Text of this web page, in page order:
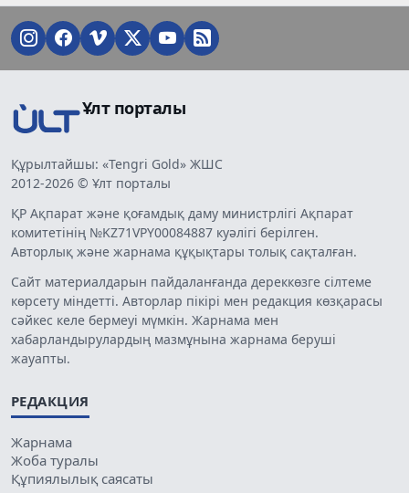
Ұлт порталы
Құрылтайшы: «Tengri Gold» ЖШС
2012-2026 © Ұлт порталы
ҚР Ақпарат және қоғамдық даму министрлігі Ақпарат
комитетінің №KZ71VPY00084887 куәлігі берілген.
Авторлық және жарнама құқықтары толық сақталған.
Сайт материалдарын пайдаланғанда дереккөзге сілтеме
көрсету міндетті. Авторлар пікірі мен редакция көзқарасы
сәйкес келе бермеуі мүмкін. Жарнама мен
хабарландырулардың мазмұнына жарнама беруші
жауапты.
РЕДАКЦИЯ
Жарнама
Жоба туралы
Құпиялылық саясаты